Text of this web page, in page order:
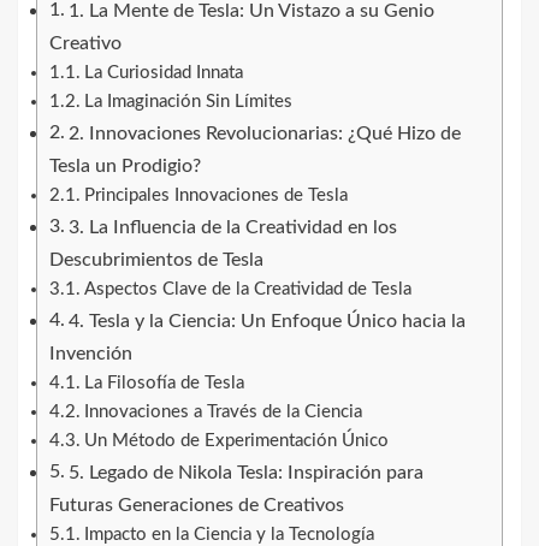
1. La Mente de Tesla: Un Vistazo a su Genio
Creativo
La Curiosidad Innata
La Imaginación Sin Límites
2. Innovaciones Revolucionarias: ¿Qué Hizo de
Tesla un Prodigio?
Principales Innovaciones de Tesla
3. La Influencia de la Creatividad en los
Descubrimientos de Tesla
Aspectos Clave de la Creatividad de Tesla
4. Tesla y la Ciencia: Un Enfoque Único hacia la
Invención
La Filosofía de Tesla
Innovaciones a Través de la Ciencia
Un Método de Experimentación Único
5. Legado de Nikola Tesla: Inspiración para
Futuras Generaciones de Creativos
Impacto en la Ciencia y la Tecnología